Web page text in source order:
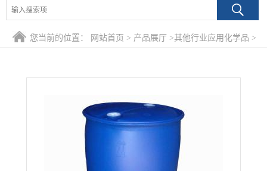
产品展厅
证书荣誉
您当前的位置： 网站首页 > 产品展厅 >其他行业应用化学品 >